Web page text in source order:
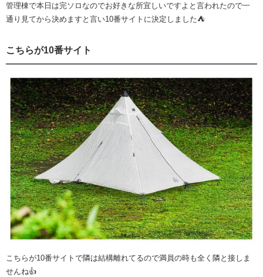
管理棟で本日は完ソロなのでお好きな所宜しいですよと言われたので一
通り見てから決めますと言い10番サイトに決定しました⛺️
こちらが10番サイト
こちらが10番サイトで隣は結構離れてるので満員の時も全く隣と接しま
せんね👍